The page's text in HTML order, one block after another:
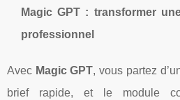
Magic GPT : transformer
professionnel
Avec Magic GPT, vous partez
brief rapide, et le module